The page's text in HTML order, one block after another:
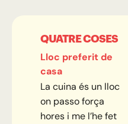
QUATRE COSES
Lloc preferit de
casa
La cuina és un lloc
on passo força
hores i me l’he fet